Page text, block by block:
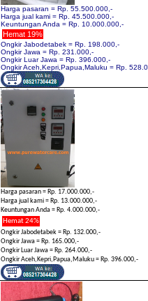
Harga pasaran = Rp. 55.500.000,-
Harga jual kami = Rp. 45.500.000,-
Keuntungan Anda = Rp. 10.000.000,-
Hemat 19%
Ongkir Jabodetabek = Rp. 198.000,-
Ongkir Jawa = Rp. 231.000,-
Ongkir Luar Jawa = Rp. 396.000,-
Ongkir Aceh,Kepri,Papua,Maluku = Rp.
Harga pasaran = Rp. 17.000.000,-
Harga jual kami = Rp. 13.000.000,-
Keuntungan Anda = Rp. 4.000.000,-
Hemat 24%
Ongkir Jabodetabek = Rp. 132.000,-
Ongkir Jawa = Rp. 165.000,-
Ongkir Luar Jawa = Rp. 264.000,-
Ongkir Aceh,Kepri,Papua,Maluku = Rp. 396.000,-